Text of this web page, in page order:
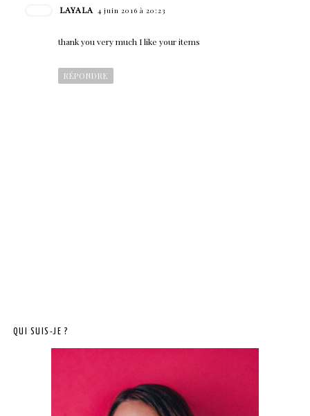
LAYALA 4 juin 2016 à 20:23
thank you very much I like your items
RÉPONDRE
QUI SUIS-JE ?